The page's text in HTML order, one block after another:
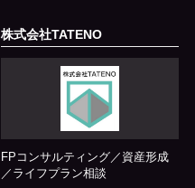
株式会社TATENO
FPコンサルティング／資産形成
／ライフプラン相談